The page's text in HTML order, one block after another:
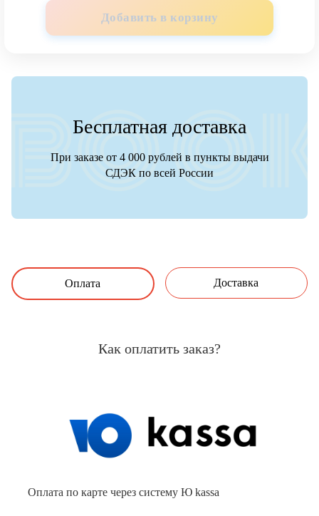
Добавить в корзину
Бесплатная доставка
При заказе от 4 000 рублей в пункты выдачи
СДЭК по всей России
Оплата Доставка
Как оплатить заказ?
Оплата по карте через систему Ю kassa